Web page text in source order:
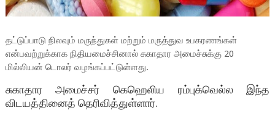
தட்டுப்பாடு நிலவும் மருந்துகள் மற்றும் மருத்துவ உபகரணங்கள்
என்பவற்றுக்காக நிதியமைச்சினால் சுகாதார அமைச்சுக்கு 20
மில்லியன் டொலர் வழங்கப்பட்டுள்ளது.
சுகாதார அமைச்சர் கெஹெலிய ரம்புக்வெல்ல இந்த
விடயத்தினைத் தெரிவித்துள்ளார்.